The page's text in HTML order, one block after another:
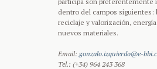
dentro del campos siguientes:
reciclaje y valorización,
nuevos materiales.
Email: gonzalo.izquierdo@e-
Tel.: (+34) 964 243 368